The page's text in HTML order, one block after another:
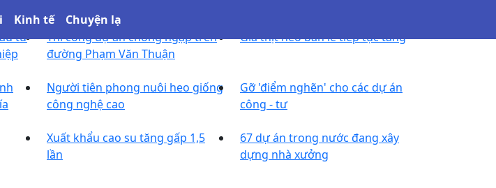
Kinh tế Chuyện lạ
tư
Thi công dự án chống ngập trên
đường Phạm Văn Thuận
Giá thịt heo bán lẻ tiếp tục tăng
Người tiên phong nuôi heo giống
công nghệ cao
Gỡ 'điểm nghẽn' cho các dự án
công - tư
Xuất khẩu cao su tăng gấp 1,5
lần
67 dự án trong nước đang xây
dựng nhà xưởng